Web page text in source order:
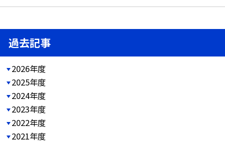
過去記事
2026年度
2025年度
2024年度
2023年度
2022年度
2021年度